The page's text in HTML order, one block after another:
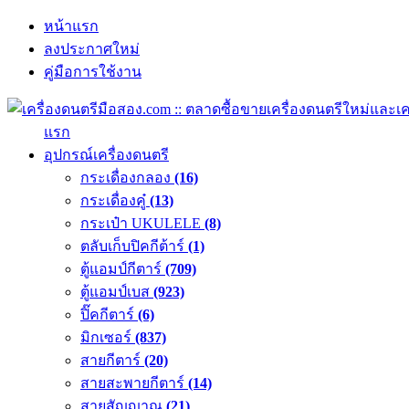
หน้าแรก
ลงประกาศใหม่
คู่มือการใช้งาน
แรก
อุปกรณ์เครื่องดนตรี
กระเดื่องกลอง (16)
กระเดื่องคู๋ (13)
กระเป๋า UKULELE (8)
ตลับเก็บปิคกีต้าร์ (1)
ตู้แอมป์กีตาร์ (709)
ตู้แอมป์เบส (923)
ปิ๊คกีตาร์ (6)
มิกเซอร์ (837)
สายกีตาร์ (20)
สายสะพายกีตาร์ (14)
สายสัญญาณ (21)